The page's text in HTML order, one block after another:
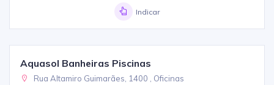
Indicar
Aquasol Banheiras Piscinas
Rua Altamiro Guimarães, 1400 , Oficinas